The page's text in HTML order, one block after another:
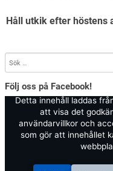
Håll utkik efter höstens
Följ oss på Facebook!
Detta innehåll laddas
att visa det
användarvillkor och
som gör att innehållet